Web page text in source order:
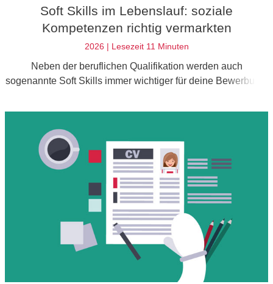
Soft Skills im Lebenslauf: soziale
Kompetenzen richtig vermarkten
2026 | Lesezeit 11 Minuten
Neben der beruflichen Qualifikation werden auch
sogenannte Soft Skills immer wichtiger für deine Bewerbung.
gekonnt hervorhebst.